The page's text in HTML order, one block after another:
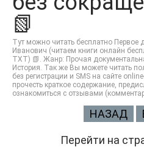
📗
Тут можно читать бесплатно
Иванович (читаем книги онлайн
TXT) 📗. Жанр: Прочая
История. Так же Вы можете читать
без регистрации и SMS на сайте
прочесть краткое содержание,
ознакомиться с отзывами
НАЗАД
Перейти на